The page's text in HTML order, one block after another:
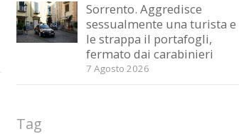
Sorrento. Aggredisce
sessualmente una turista e
le strappa il portafogli,
fermato dai carabinieri
7 Agosto 2026
Tag